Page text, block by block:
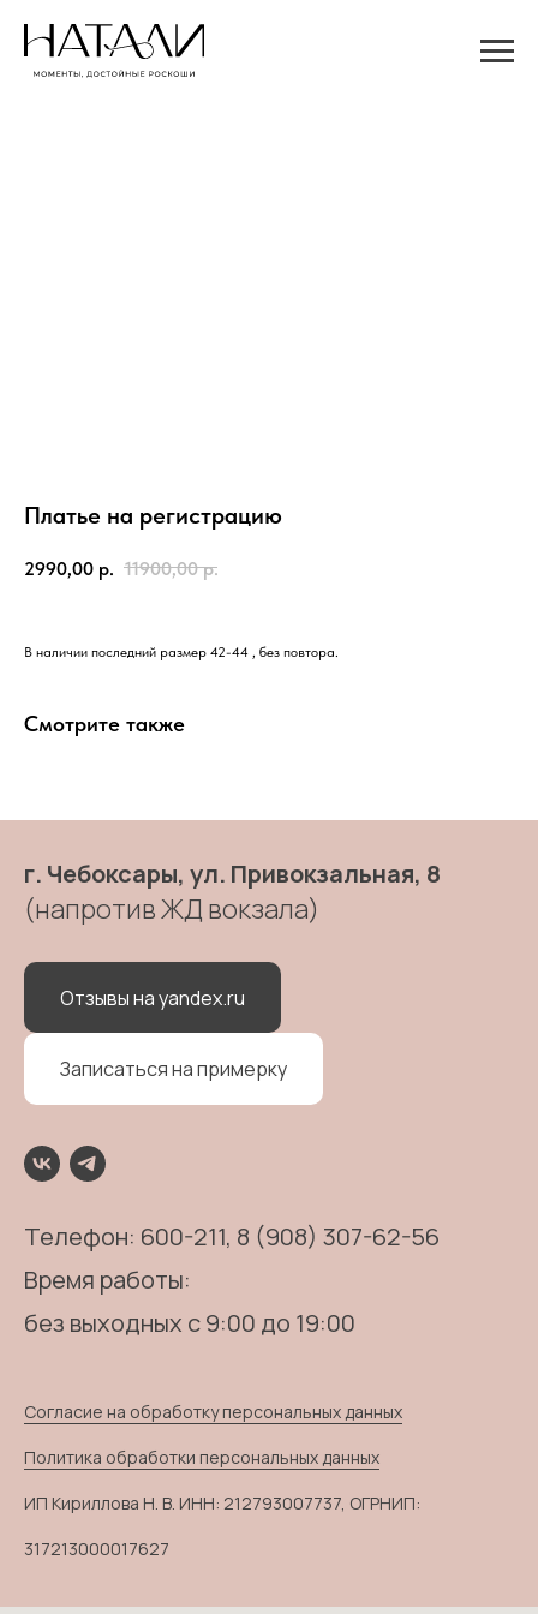
Платье на регистрацию
2990,00 р. 11900,00 р.
В наличии последний размер 42-44 , без повтора.
Смотрите также
г. Чебоксары, ул. Привокзальная, 8
(напротив ЖД вокзала)
Отзывы на yandex.ru
Записаться на примерку
Телефон: 600-211, 8 (908) 307-62-56
Время работы:
без выходных с 9:00 до 19:00
Согласие на обработку персональных данных
Политика обработки персональных данных
ИП Кириллова Н. В. ИНН: 212793007737, ОГРНИП:
317213000017627